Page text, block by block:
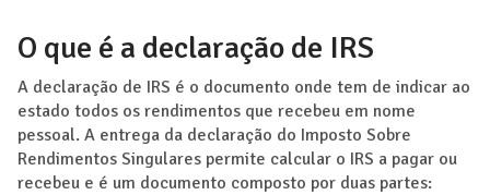
O que é a declaração de IRS
A declaração de IRS é o documento onde tem de indicar ao
estado todos os rendimentos que recebeu em nome
pessoal. A entrega da declaração do Imposto Sobre
Rendimentos Singulares permite calcular o IRS a pagar ou
recebeu e é um documento composto por duas partes: